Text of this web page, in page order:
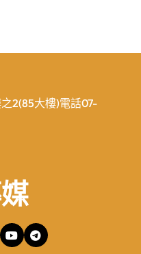
2(85大樓)電話07-